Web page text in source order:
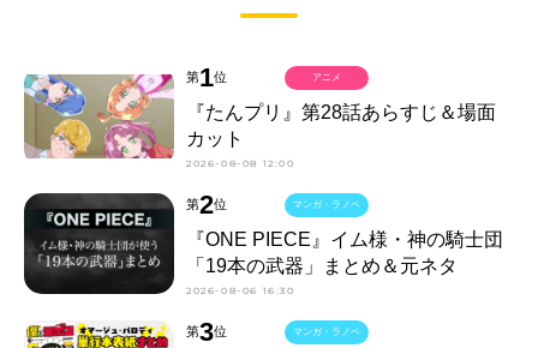
第1位
『たんプリ』第28話あらすじ＆場面
カット
2026-08-08 12:00
アニメ
第2位
『ONE PIECE』イム様・神の騎士団
「19本の武器」まとめ＆元ネタ
2026-08-06 16:30
マンガ・ラノベ
第3位 マンガ・ラノベ